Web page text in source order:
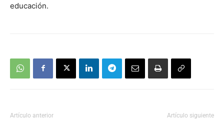
educación.
Artículo anterior Artículo siguiente